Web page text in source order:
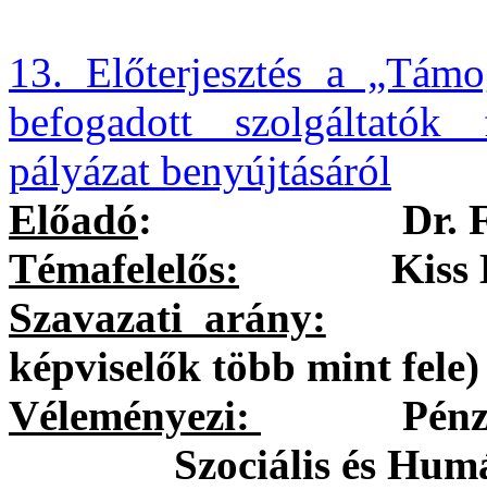
13. Előterjesztés a
befogadott szolgáltatók
pályázat benyújtásáról
Előadó:
Dr.
Témafelelős: Kiss
Szavazati arány:
képviselők több mint fele)
Véleményezi:
Szociális és